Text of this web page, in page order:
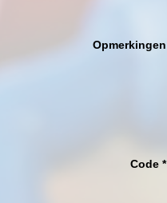
Opmerkingen
Code *